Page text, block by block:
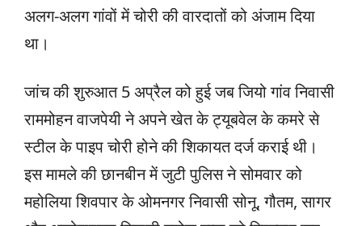
अलग-अलग गांवों में चोरी की वारदातों को अंजाम दिया
था।
जांच की शुरुआत 5 अप्रैल को हुई जब जियो गांव निवासी
राममोहन वाजपेयी ने अपने खेत के ट्यूबवेल के कमरे से
स्टील के पाइप चोरी होने की शिकायत दर्ज कराई थी।
इस मामले की छानबीन में जुटी पुलिस ने सोमवार को
महोलिया शिवपार के ओमनगर निवासी सोनू, गौतम, सागर